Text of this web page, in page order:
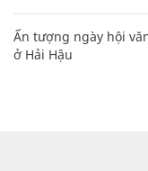
Ấn tượng ngày hội
ở Hải Hậu